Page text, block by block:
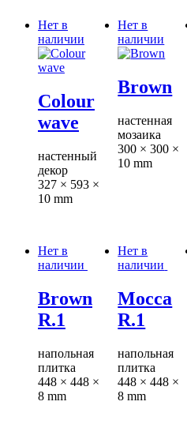
Нет в
наличии
Colour
wave
настенный
декор
327 × 593 ×
10 mm
Нет в
наличии
Brown
настенная
мозаика
300 × 300 ×
10 mm
Нет в
наличии
Brown
R.1
напольная
плитка
448 × 448 ×
8 mm
Нет в
наличии
Mocca
R.1
напольная
плитка
448 × 448 ×
8 mm